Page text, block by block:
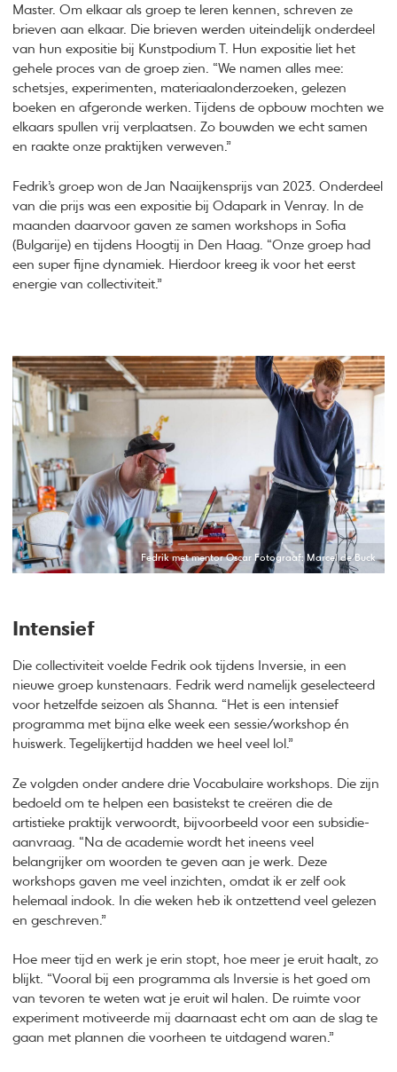
Master. Om elkaar als groep te leren kennen, schreven ze
brieven aan elkaar. Die brieven werden uiteindelijk onderdeel
van hun expositie bij Kunstpodium T. Hun expositie liet het
gehele proces van de groep zien. “We namen alles mee:
schetsjes, experimenten, materiaalonderzoeken, gelezen
boeken en afgeronde werken. Tijdens de opbouw mochten we
elkaars spullen vrij verplaatsen. Zo bouwden we echt samen
en raakte onze praktijken verweven.”
Fedrik’s groep won de Jan Naaijkensprijs van 2023. Onderdeel
van die prijs was een expositie bij Odapark in Venray. In de
maanden daarvoor gaven ze samen workshops in Soﬁa
(Bulgarije) en tijdens Hoogtij in Den Haag. “Onze groep had
een super ﬁjne dynamiek. Hierdoor kreeg ik voor het eerst
energie van collectiviteit.”
Fedrik met mentor Oscar Fotograaf: Marcel de Buck
Intensief
Die collectiviteit voelde Fedrik ook tijdens Inversie, in een
nieuwe groep kunstenaars. Fedrik werd namelijk geselecteerd
voor hetzelfde seizoen als Shanna. “Het is een intensief
programma met bijna elke week een sessie/workshop én
huiswerk. Tegelijkertijd hadden we heel veel lol.”
Ze volgden onder andere drie Vocabulaire workshops. Die zijn
bedoeld om te helpen een basistekst te creëren die de
artistieke praktijk verwoordt, bijvoorbeeld voor een subsidie-
aanvraag. “Na de academie wordt het ineens veel
belangrijker om woorden te geven aan je werk. Deze
workshops gaven me veel inzichten, omdat ik er zelf ook
helemaal indook. In die weken heb ik ontzettend veel gelezen
en geschreven.”
Hoe meer tijd en werk je erin stopt, hoe meer je eruit haalt, zo
blijkt. “Vooral bij een programma als Inversie is het goed om
van tevoren te weten wat je eruit wil halen. De ruimte voor
experiment motiveerde mij daarnaast echt om aan de slag te
gaan met plannen die voorheen te uitdagend waren.”